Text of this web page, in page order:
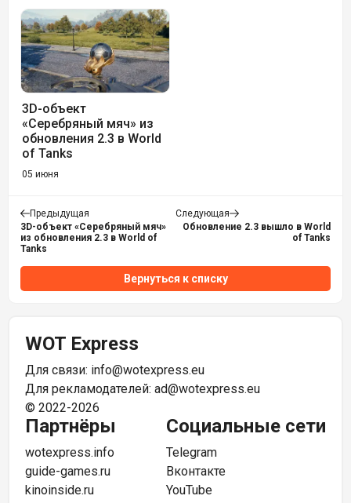
3D-объект
«Серебряный мяч» из
обновления 2.3 в World
of Tanks
05 июня
Предыдущая
3D-объект «Серебряный мяч»
из обновления 2.3 в World of
Tanks
Следующая
Обновление 2.3 вышло в World
of Tanks
Вернуться к списку
WOT Express
Для связи: info@wotexpress.eu
Для рекламодателей: ad@wotexpress.eu
© 2022-2026
Партнёры
wotexpress.info
guide-games.ru
kinoinside.ru
Социальные сети
Telegram
Вконтакте
YouTube